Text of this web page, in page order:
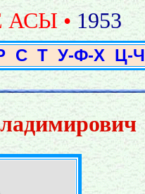
АСЫ • 1953
С Т У-Ф-Х Ц-Ч